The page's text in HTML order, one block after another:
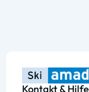
Kontakt & Hilfe